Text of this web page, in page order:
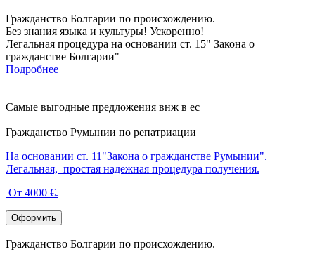
Гражданство Болгарии по происхождению.
Без знания языка и культуры! Ускоренно!
Легальная процедура на основании ст. 15" Закона о
гражданстве Болгарии"
Подробнее
Самые выгодные предложения внж в ес
Гражданство Румынии по репатриации
На основании ст. 11"Закона о гражданстве Румынии".
Легальная, простая надежная процедура получения.
От 4000 €.
Оформить
Гражданство Болгарии по происхождению.